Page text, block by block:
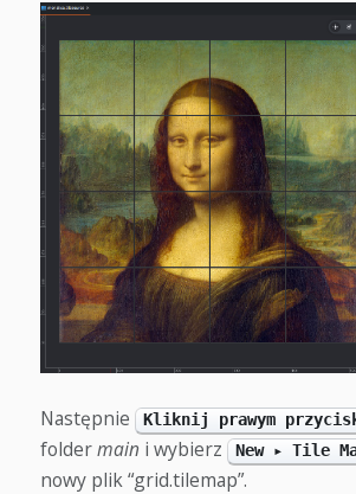
Następnie Kliknij prawym
foldermain i wybierz New ▸ Tile
nowy plik “grid.tilemap”.